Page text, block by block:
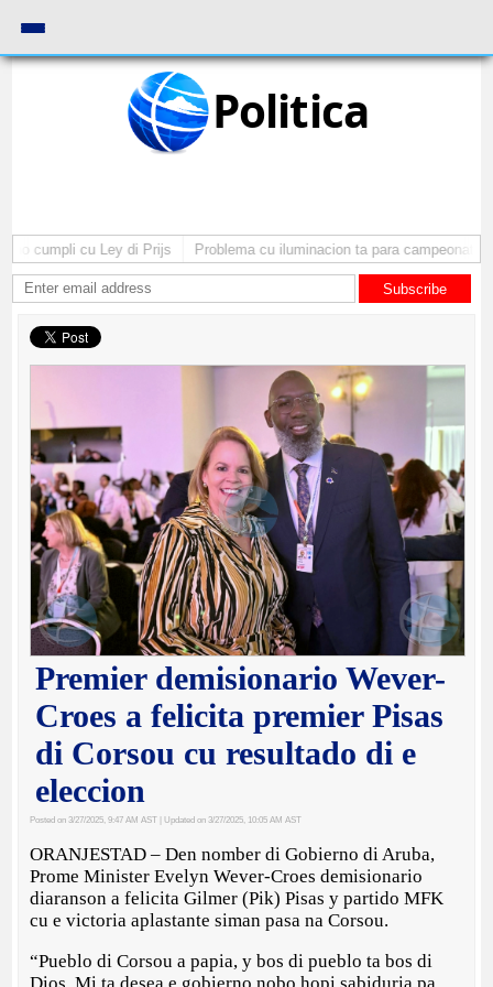
Politica
cumpli cu Ley di Prijs Problema cu iluminacion ta para campeonato
Subscribe
Premier demisionario Wever-
Croes a felicita premier Pisas
di Corsou cu resultado di e
eleccion
Posted on 3/27/2025, 9:47 AM AST | Updated on 3/27/2025, 10:05 AM AST
ORANJESTAD – Den nomber di Gobierno di Aruba,
Prome Minister Evelyn Wever-Croes demisionario
diaranson a felicita Gilmer (Pik) Pisas y partido MFK
cu e victoria aplastante siman pasa na Corsou.
“Pueblo di Corsou a papia, y bos di pueblo ta bos di
Dios. Mi ta desea e gobierno nobo hopi sabiduria pa